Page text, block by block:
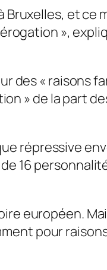
et ce
»,
des « raisons
» de la part
répressive
16
européen.
pour